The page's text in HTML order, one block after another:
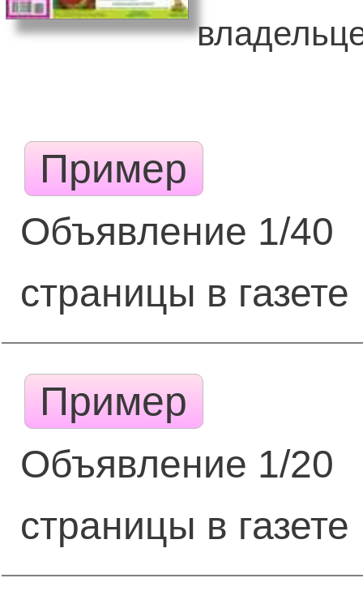
Пример
Объявление 1/40
страницы в газете
Пример
Объявление 1/20
страницы в газете